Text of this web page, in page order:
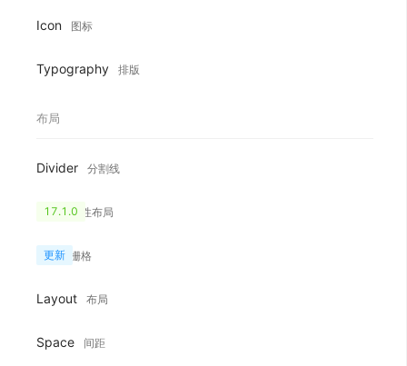
Icon 图标
Typography 排版
布局
Divider 分割线
Flex 弹性布局
17.1.0
Grid 栅格
更新
Layout 布局
Space 间距